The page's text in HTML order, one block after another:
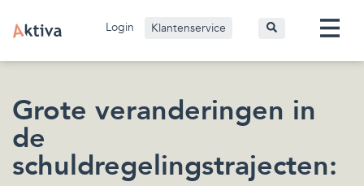
Login Klantenservice
Grote veranderingen in
de
schuldregelingstrajecten: